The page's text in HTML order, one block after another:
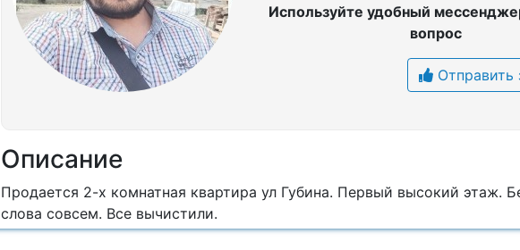
Используйте удобный
вопрос
Отправить
Описание
Продается 2-х комнатная квартира ул Губина. Первый высокий этаж.
слова совсем. Все вычистили.